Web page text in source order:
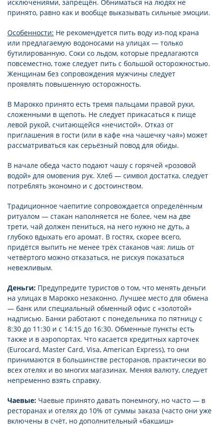
исключениями, запрещён. Обниматься на людях не
принято, равно как и вообще выказывать сильные эмоции.
Особенности: Не рекомендуется пить воду из-под крана
или предлагаемую водоносами на улицах — только
бутилированную. Соки со льдом, которые предлагаются
повсеместно, тоже следует пить с большой осторожностью.
Женщинам без сопровождения мужчины следует
проявлять повышенную осторожность.
В Марокко принято есть тремя пальцами правой руки,
сложенными в щепоть. Не следует прикасаться к пище
левой рукой, считающейся «нечистой». Отказ от
приглашения в гости (или в кафе «на чашечку чая») может
рассматриваться как серьёзный повод для обиды.
В начале обеда часто подают чашу с горячей «розовой
водой» для омовения рук. Хлеб — символ достатка, следует
потреблять экономно и с достоинством.
Традиционное чаепитие сопровождается определённым
ритуалом — стакан наполняется не более, чем на две
трети, чай должен пениться, на него нужно не дуть, а
глубоко вдыхать его аромат. В гостях, скорее всего,
придётся выпить не менее трёх стаканов чая: лишь от
четвёртого можно отказаться, не рискуя показаться
невежливым.
Деньги: Предупредите туристов о том, что менять деньги
на улицах в Марокко незаконно. Лучшее место для обмена
— банк или специальный обменный офис с «золотой»
надписью. Банки работают с понедельника по пятницу с
8:30 до 11:30 и с 14:15 до 16:30. Обменные пункты есть
также и в аэропортах. Что касается кредитных карточек
(Eurocard, Master Card, Visa, American Express), то они
принимаются в большинстве ресторанов, практически во
всех отелях и во многих магазинах. Меняя валюту, следует
непременно взять справку.
Чаевые: Чаевые принято давать понемногу, но часто — в
ресторанах и отелях до 10% от суммы заказа (часто они уже
включены в счёт, но дополнительный «бакшиш»